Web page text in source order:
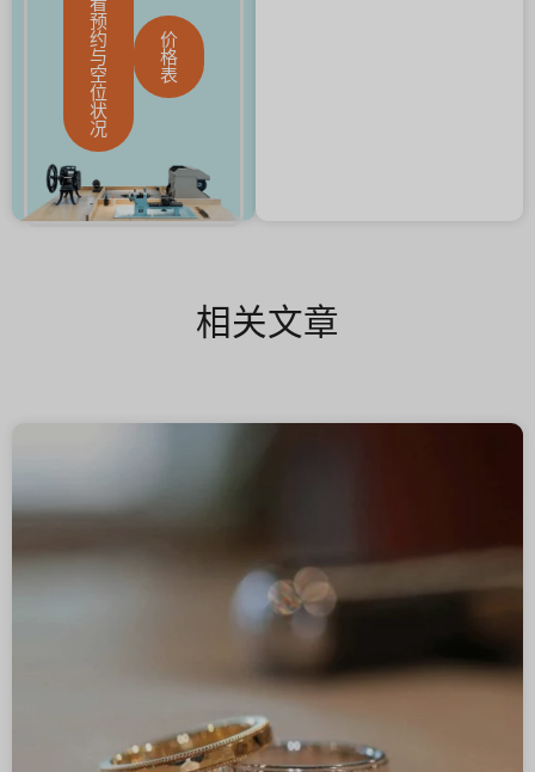
预
约
与
空
位
状
况
价
格
表
相关文章